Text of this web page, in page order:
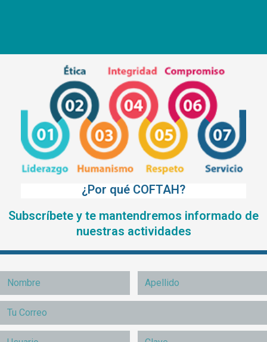
¿Por qué COFTAH?
Subscríbete y te mantendremos informado de
nuestras actividades